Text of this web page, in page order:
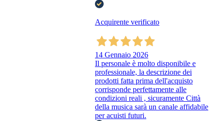
Acquirente verificato
14 Gennaio 2026
Il personale è molto disponibile e
professionale, la descrizione dei
prodotti fatta prima dell'acquisto
corrisponde perfettamente alle
condizioni reali , sicuramente Città
della musica sarà un canale affidabile
per acuisti futuri.